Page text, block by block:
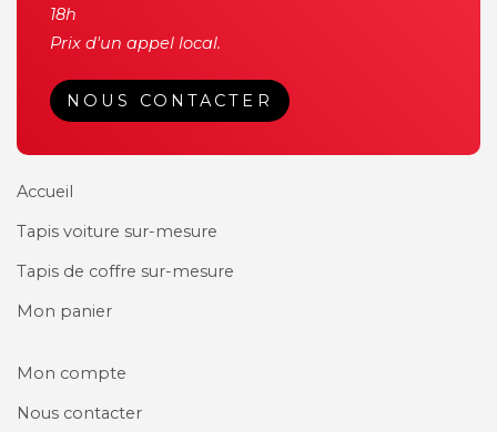
18h
Prix d'un appel local.
NOUS CONTACTER
Accueil
Tapis voiture sur-mesure
Tapis de coffre sur-mesure
Mon panier
Mon compte
Nous contacter